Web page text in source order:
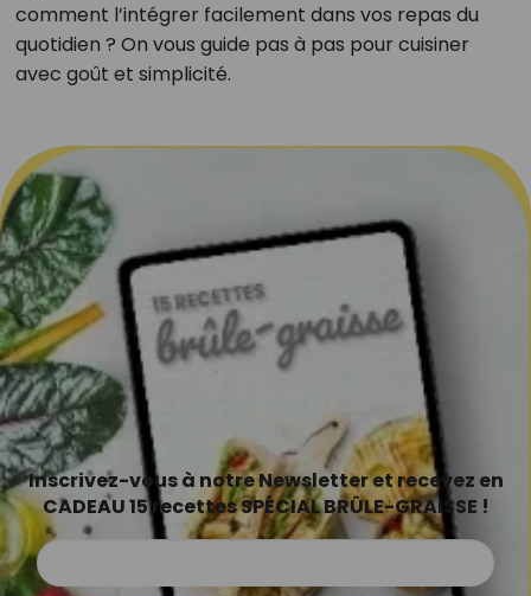
comment l’intégrer facilement dans vos repas du
quotidien ? On vous guide pas à pas pour cuisiner
avec goût et simplicité.
Inscrivez-vous à notre Newsletter et recevez en
CADEAU 15 recettes SPÉCIAL BRÛLE-GRAISSE !